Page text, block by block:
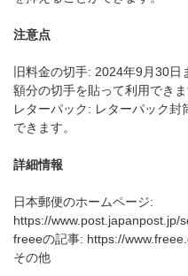
注意点
旧料金の切手: 2024年9月30
額分の切手を貼って利用できま
レターパック: レターパック
できます。
詳細情報
日本郵便のホームページ:
https://www.post.japanpost.jp/
freeeの記事: https://
その他